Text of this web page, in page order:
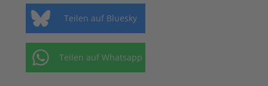
Teilen auf Bluesky
Teilen auf Whatsapp